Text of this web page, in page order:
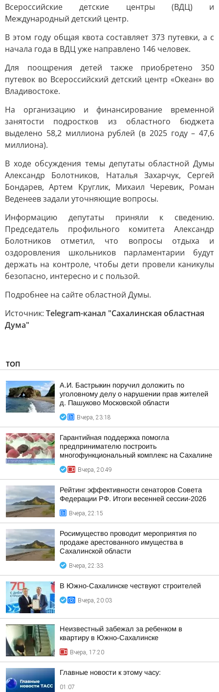
Всероссийские детские центры (ВДЦ) и
Международный детский центр.
В этом году общая квота составляет 373 путевки, а с
начала года в ВДЦ уже направлено 146 человек.
Для поощрения детей также приобретено 350
путевок во Всероссийский детский центр «Океан» во
Владивостоке.
На организацию и финансирование временной
занятости подростков из областного бюджета
выделено 58,2 миллиона рублей (в 2025 году – 47,6
миллиона).
В ходе обсуждения темы депутаты областной Думы
Александр Болотников, Наталья Захарчук, Сергей
Бондарев, Артем Круглик, Михаил Черевик, Роман
Веденеев задали уточняющие вопросы.
Информацию депутаты приняли к сведению.
Председатель профильного комитета Александр
Болотников отметил, что вопросы отдыха и
оздоровления школьников парламентарии будут
держать на контроле, чтобы дети провели каникулы
безопасно, интересно и с пользой.
Подробнее на сайте областной Думы.
Источник: Telegram-канал "Сахалинская областная
Дума"
ТОП
А.И. Бастрыкин поручил доложить по
уголовному делу о нарушении прав жителей
д. Пашуково Московской области
Вчера, 23:18
Гарантийная поддержка помогла
предпринимателю построить
многофункциональный комплекс на Сахалине
Вчера, 20:49
Рейтинг эффективности сенаторов Совета
Федерации РФ. Итоги весенней сессии-2026
Вчера, 22:15
Росимущество проводит мероприятия по
продаже арестованного имущества в
Сахалинской области
Вчера, 22:33
В Южно-Сахалинске чествуют строителей
Вчера, 20:03
Неизвестный забежал за ребенком в
квартиру в Южно-Сахалинске
Вчера, 17:20
Главные новости к этому часу:
01:07